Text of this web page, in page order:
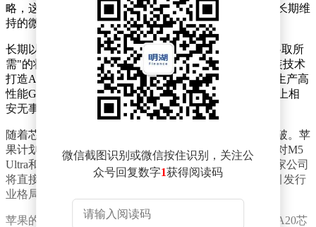
略，这一举动或将打破其与英伟达在台积电先进产能上长期维
持的微妙平衡。
长期以来，苹果与英伟达在台积电的生产线上保持着"各取所
需"的状态。苹果主要依赖台积电的先进制程和InFO封装技术
打造A系列处理器，而英伟达则专注于利用CoWoS技术生产高
性能GPU。这种分工模式使得两家科技巨头在产能分配上相
安无事，形成了独特的产业生态。
随着芯片设计复杂度不断提升，这种平衡状态即将被打破。苹
果计划在未来芯片中采用更先进的封装方案，特别是针对M5
Ultra和M6 Ultra系列，将引入3D封装技术。这意味着两家公司
将直接竞争台积电AP6和AP7等先进封装设施的产能，引发行
业格局的潜在变化。
苹果的封装架构重构计划已进入实质阶段。即将推出的A20芯
微信截图识别或微信按住识别，关注公
众号回复数字1获得阅读码